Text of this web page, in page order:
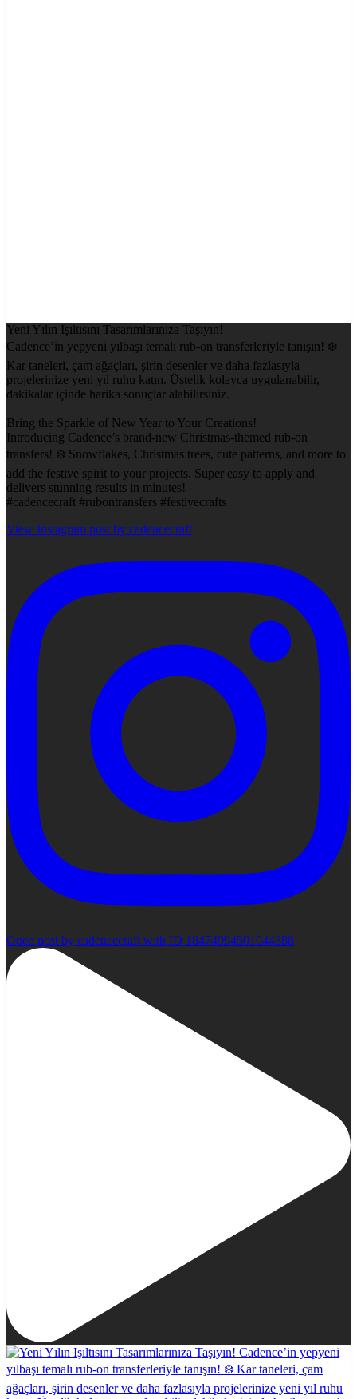
Yeni Yılın Işıltısını Tasarımlarınıza Taşıyın!
Cadence’in yepyeni yılbaşı temalı rub-on transferleriyle tanışın! ❄️
Kar taneleri, çam ağaçları, şirin desenler ve daha fazlasıyla
projelerinize yeni yıl ruhu katın. Üstelik kolayca uygulanabilir,
dakikalar içinde harika sonuçlar alabilirsiniz.
Bring the Sparkle of New Year to Your Creations!
Introducing Cadence’s brand-new Christmas-themed rub-on
transfers! ❄️ Snowflakes, Christmas trees, cute patterns, and more to
add the festive spirit to your projects. Super easy to apply and
delivers stunning results in minutes!
#cadencecraft #rubontransfers #festivecrafts
View Instagram post by cadencecraft
Open post by cadencecraft with ID 18474994501044388